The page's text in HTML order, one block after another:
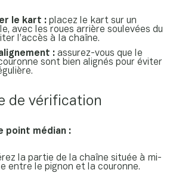
le kart : placez le kart sur un
avec les roues arrière soulevées du
l’accès à la chaîne.
: assurez-vous que le
sont bien alignés pour éviter
de vérification
point médian :
la partie de la chaîne située à mi-
entre le pignon et la couronne.